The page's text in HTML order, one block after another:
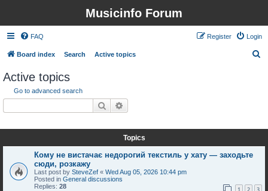
Musicinfo Forum
FAQ Login
Register
Board index Search Active topics
Active topics
Go to advanced search
Search
Topics
Кому не вистачає недорогий текстиль у хату — заходьте
сюди, розкажу
Last post by SteveZef « Wed Aug 05, 2026 10:44 pm
Posted in General discussions
Replies: 28